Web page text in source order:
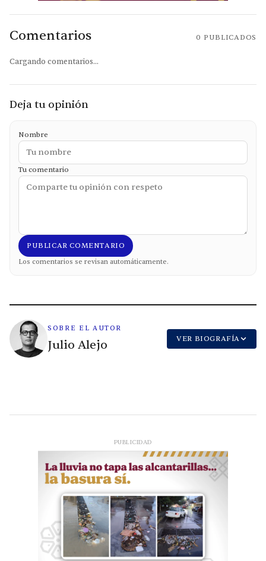
Comentarios 0 PUBLICADOS
Cargando comentarios...
Deja tu opinión
Nombre
Tu comentario
PUBLICAR COMENTARIO
Los comentarios se revisan automáticamente.
SOBRE EL AUTOR
Julio Alejo VER BIOGRAFÍA
PUBLICIDAD